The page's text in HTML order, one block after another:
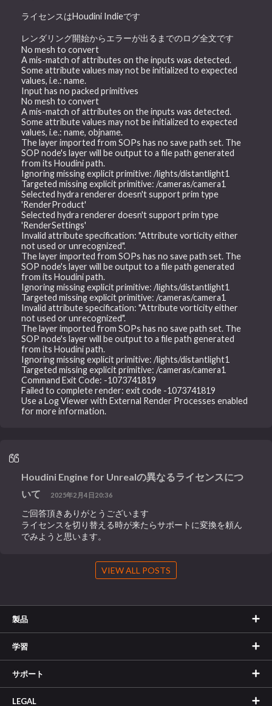
ライセンスはHoudini Indieです
レンダリング開始からエラーが出るまでのログ全文です
No mesh to convert
A mis-match of attributes on the inputs was detected.
Some attribute values may not be initialized to expected
values, i.e.: name.
Input has no packed primitives
No mesh to convert
A mis-match of attributes on the inputs was detected.
Some attribute values may not be initialized to expected
values, i.e.: name, objname.
The layer imported from SOPs has no save path set. The
SOP node's layer will be output to a file path generated
from its Houdini path.
Ignoring missing explicit primitive: /lights/distantlight1
Targeted missing explicit primitive: /cameras/camera1
Selected hydra renderer doesn't support prim type
'RenderProduct'
Selected hydra renderer doesn't support prim type
'RenderSettings'
Invalid attribute specification: "Attribute vorticity either
not used or unrecognized".
The layer imported from SOPs has no save path set. The
SOP node's layer will be output to a file path generated
from its Houdini path.
Ignoring missing explicit primitive: /lights/distantlight1
Targeted missing explicit primitive: /cameras/camera1
Invalid attribute specification: "Attribute vorticity either
not used or unrecognized".
The layer imported from SOPs has no save path set. The
SOP node's layer will be output to a file path generated
from its Houdini path.
Ignoring missing explicit primitive: /lights/distantlight1
Targeted missing explicit primitive: /cameras/camera1
Command Exit Code: -1073741819
Failed to complete render: exit code -1073741819
Use a Log Viewer with External Render Processes enabled
for more information.
Houdini Engine for Unrealの異なるライセンスにつ
いて
2025年2月4日20:36
ご回答頂きありがとうございます
ライセンスを切り替える時が来たらサポートに変換を頼ん
でみようと思います。
VIEW ALL POSTS
製品
学習
サポート
LEGAL